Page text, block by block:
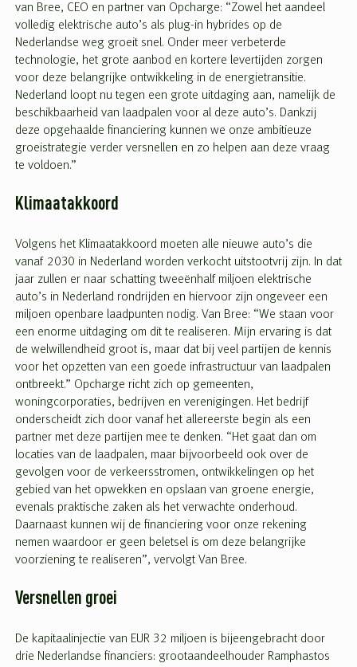
van Bree, CEO en partner van Opcharge: “Zowel het aandeel
volledig elektrische auto’s als plug-in hybrides op de
Nederlandse weg groeit snel. Onder meer verbeterde
technologie, het grote aanbod en kortere levertijden zorgen
voor deze belangrijke ontwikkeling in de energietransitie.
Nederland loopt nu tegen een grote uitdaging aan, namelijk de
beschikbaarheid van laadpalen voor al deze auto’s. Dankzij
deze opgehaalde financiering kunnen we onze ambitieuze
groeistrategie verder versnellen en zo helpen aan deze vraag
te voldoen.”
Klimaatakkoord
Volgens het Klimaatakkoord moeten alle nieuwe auto’s die
vanaf 2030 in Nederland worden verkocht uitstootvrij zijn. In dat
jaar zullen er naar schatting tweeënhalf miljoen elektrische
auto’s in Nederland rondrijden en hiervoor zijn ongeveer een
miljoen openbare laadpunten nodig. Van Bree: “We staan voor
een enorme uitdaging om dit te realiseren. Mijn ervaring is dat
de welwillendheid groot is, maar dat bij veel partijen de kennis
voor het opzetten van een goede infrastructuur van laadpalen
ontbreekt.” Opcharge richt zich op gemeenten,
woningcorporaties, bedrijven en verenigingen. Het bedrijf
onderscheidt zich door vanaf het allereerste begin als een
partner met deze partijen mee te denken. “Het gaat dan om
locaties van de laadpalen, maar bijvoorbeeld ook over de
gevolgen voor de verkeersstromen, ontwikkelingen op het
gebied van het opwekken en opslaan van groene energie,
evenals praktische zaken als het verwachte onderhoud.
Daarnaast kunnen wij de financiering voor onze rekening
nemen waardoor er geen beletsel is om deze belangrijke
voorziening te realiseren”, vervolgt Van Bree.
Versnellen groei
De kapitaalinjectie van EUR 32 miljoen is bijeengebracht door
drie Nederlandse financiers: grootaandeelhouder Ramphastos